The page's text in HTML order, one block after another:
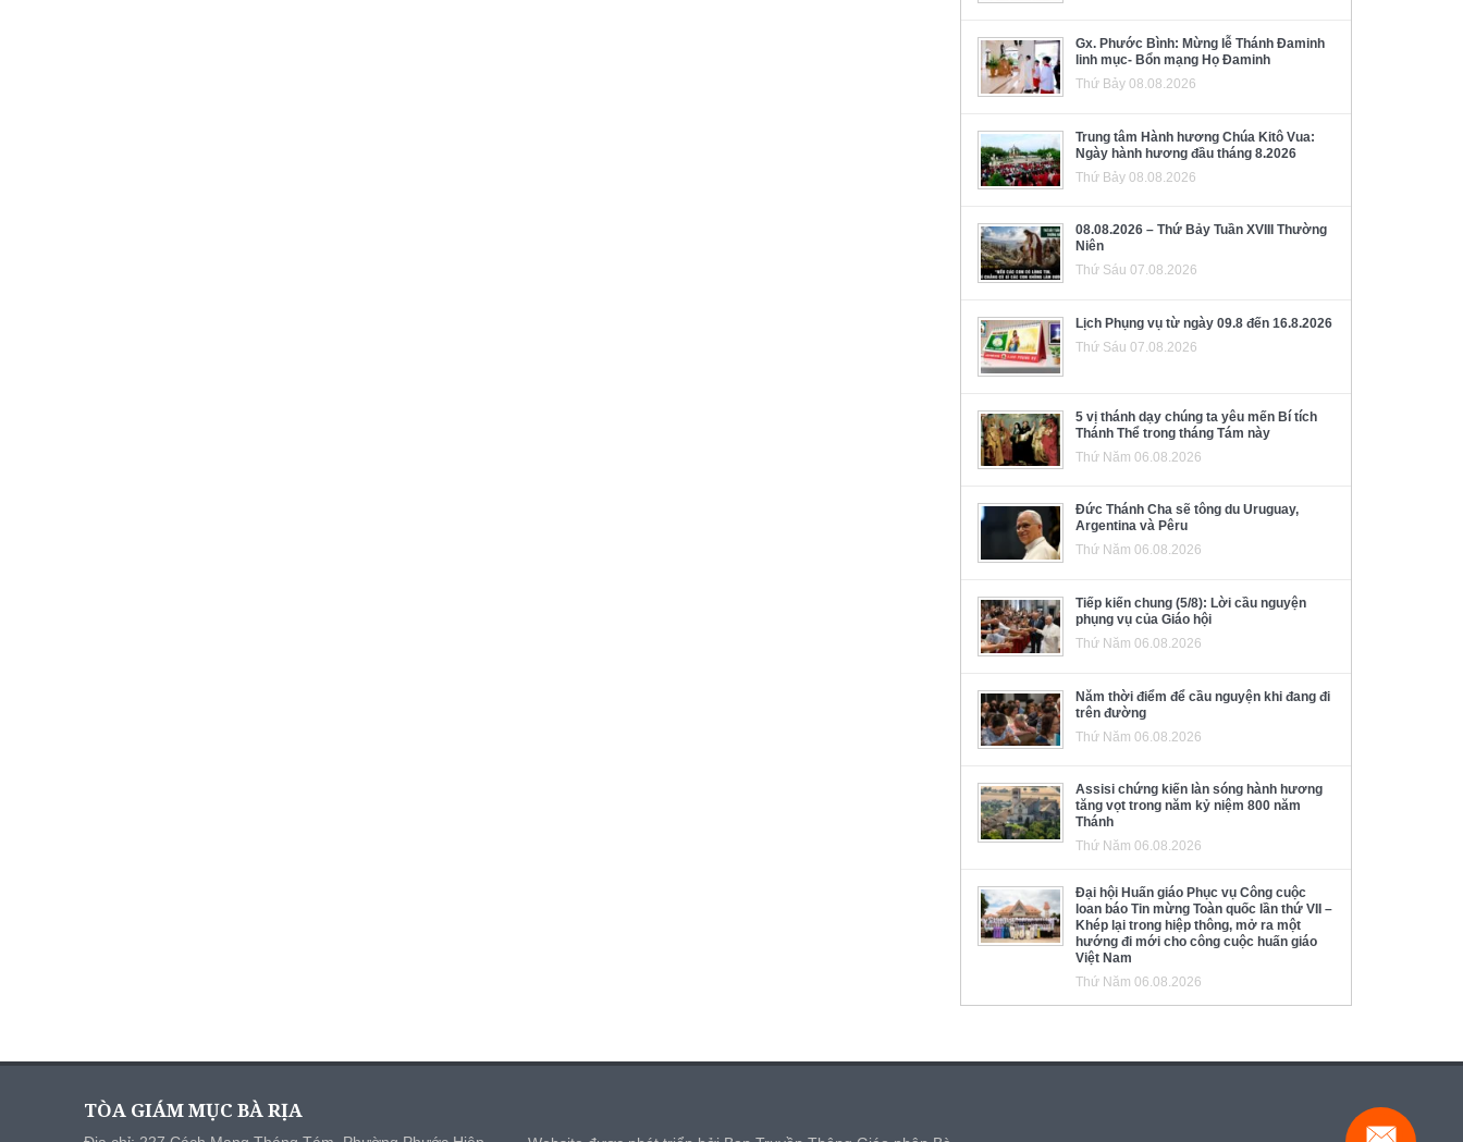
Gx. Phước Bình: Mừng lễ Thánh Đaminh
linh mục- Bổn mạng Họ Đaminh
Thứ Bảy 08.08.2026
Trung tâm Hành hương Chúa Kitô Vua:
Ngày hành hương đầu tháng 8.2026
Thứ Bảy 08.08.2026
08.08.2026 – Thứ Bảy Tuần XVIII Thường
Niên
Thứ Sáu 07.08.2026
Lịch Phụng vụ từ ngày 09.8 đến 16.8.2026
Thứ Sáu 07.08.2026
5 vị thánh dạy chúng ta yêu mến Bí tích
Thánh Thể trong tháng Tám này
Thứ Năm 06.08.2026
Đức Thánh Cha sẽ tông du Uruguay,
Argentina và Pêru
Thứ Năm 06.08.2026
Tiếp kiến chung (5/8): Lời cầu nguyện
phụng vụ của Giáo hội
Thứ Năm 06.08.2026
Năm thời điểm để cầu nguyện khi đang đi
trên đường
Thứ Năm 06.08.2026
Assisi chứng kiến làn sóng hành hương
tăng vọt trong năm kỷ niệm 800 năm
Thánh
Thứ Năm 06.08.2026
Đại hội Huấn giáo Phục vụ Công cuộc
loan báo Tin mừng Toàn quốc lần thứ VII –
Khép lại trong hiệp thông, mở ra một
hướng đi mới cho công cuộc huấn giáo
Việt Nam
Thứ Năm 06.08.2026
TÒA GIÁM MỤC BÀ RỊA